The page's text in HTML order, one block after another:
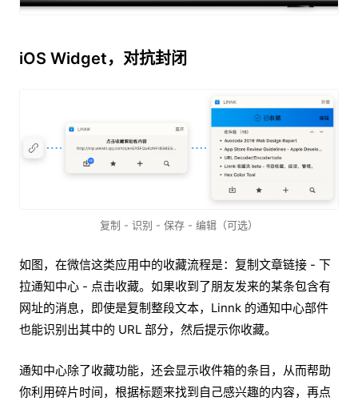
iOS Widget，对抗封闭
复制 - 识别 - 保存 - 编辑（可选）
如图，在微信这类应用中的收藏流程是：复制文章链接 - 下
拉通知中心 - 点击收藏。如果收到了朋友发来的某条包含有
网址的消息，即使是复制整段文本，Linnk 的通知中心部件
也能识别出其中的 URL 部分，然后提示你收藏。
通知中心除了收藏功能，还会显示收件箱的条目，从而帮助
你利用碎片时间，根据标题来找到自己感兴趣的内容，再点